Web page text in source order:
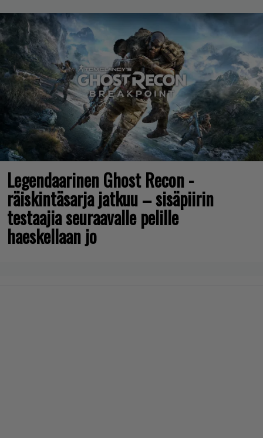
Legendaarinen Ghost Recon -
räiskintäsarja jatkuu – sisäpiirin
testaajia seuraavalle pelille
haeskellaan jo